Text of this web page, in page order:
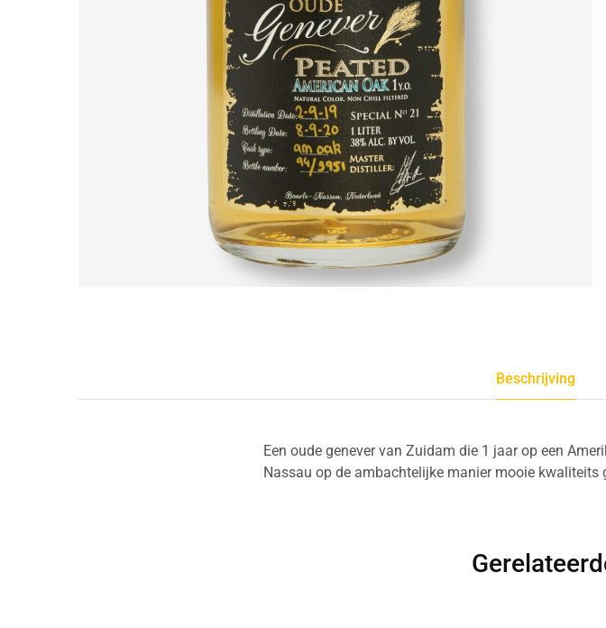
Beschrijving
Een oude genever van Zuidam die 1 jaar op een
Nassau op de ambachtelijke manier mooie kwaliteits